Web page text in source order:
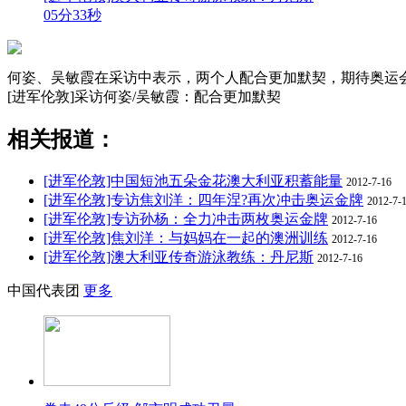
05分33秒
何姿、吴敏霞在采访中表示，两个人配合更加默契，期待奥运
[进军伦敦]采访何姿/吴敏霞：配合更加默契
相关报道：
[进军伦敦]中国短池五朵金花澳大利亚积蓄能量 2012-7-16
[进军伦敦]专访焦刘洋：四年涅?再次冲击奥运金牌 2012-7-
[进军伦敦]专访孙杨：全力冲击两枚奥运金牌 2012-7-16
[进军伦敦]焦刘洋：与妈妈在一起的澳洲训练 2012-7-16
[进军伦敦]澳大利亚传奇游泳教练：丹尼斯 2012-7-16
中国代表团 更多